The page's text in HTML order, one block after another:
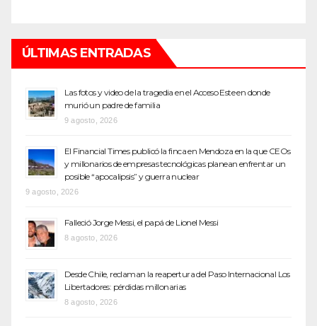
ÚLTIMAS ENTRADAS
Las fotos y video de la tragedia en el Acceso Este en donde
murió un padre de familia
9 agosto, 2026
El Financial Times publicó la finca en Mendoza en la que CEOs
y millonarios de empresas tecnológicas planean enfrentar un
posible “apocalipsis” y guerra nuclear
9 agosto, 2026
Falleció Jorge Messi, el papá de Lionel Messi
8 agosto, 2026
Desde Chile, reclaman la reapertura del Paso Internacional Los
Libertadores: pérdidas millonarias
8 agosto, 2026